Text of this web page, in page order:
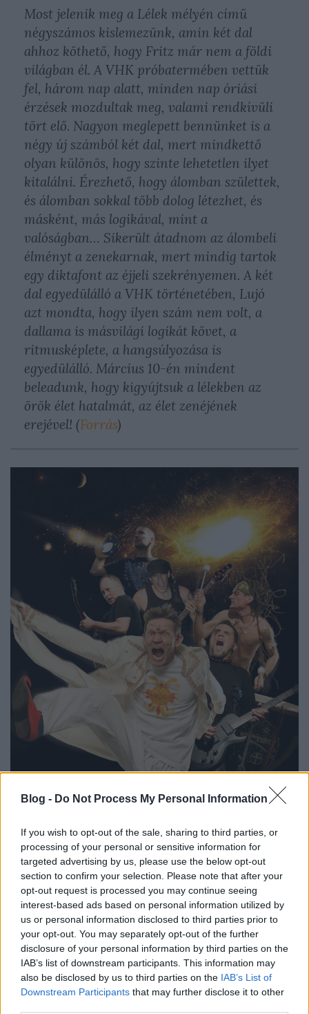
Blog - Do Not Process My Personal Information
If you wish to opt-out of the sale, sharing to third parties, or
processing of your personal or sensitive information for
targeted advertising by us, please use the below opt-out
section to confirm your selection. Please note that after your
opt-out request is processed you may continue seeing
interest-based ads based on personal information utilized by
us or personal information disclosed to third parties prior to
your opt-out. You may separately opt-out of the further
disclosure of your personal information by third parties on the
IAB’s list of downstream participants. This information may
also be disclosed by us to third parties on the IAB’s List of
Downstream Participants that may further disclose it to other
Most jelenik meg a Lélek mélyén című
négyszámos kislemezünk, amin két dal
ahhoz köthető, hogy Fritz már nem a földi
világban él. A VHK próbatermében vettük
fel, három nap alatt, minden nap óriási
érzések mozdultak meg, valami rendkívüli
tört elő. Nagyon meglepett bennünket is a
négy új számból két dal, mert mindkettő
olyan különös, hogy szinte lehetetlen ilyet
kitalálni. Érezhető, hogy álomban születtek,
és álomban sokkal több dolog létezhet, és
másként, más logikával, mint a
valóságban… Sikerült átadnom az álombeli
élményt a zenekarnak, mert mindig tartok
egy diktafont az éjjeli szekrényemen. A két
dal egyedülálló a VHK történetében, Lujó
azt mondta, hogy ilyen szám nem volt, a
dallama is másvilági logikát követ, a
ritmusképlete, a hangsúlyozása is
egyedülálló. Március 10-én mindent
beleadunk, hogy kigyújtsuk a lélekben az
örök élet hatalmát, az élet zenéjének
erejével! (Forrás)
Utoljára három éve lépett az A38 színpadára a
besorolhatatlan stílusban alkotó (poszt-punk?
alternatív rock? egy kis folk?) bradfordi zenekar,
NewModel Army. A 2013-asBetween Dog and
Wolf(és az azt követő Between Wine and Blood
koncertfelvételeket és pár új számot tartalmazó)
lemezük kissé poétikusabb és sötétebb tónusú
vonásait a tavalyi új, Winter című albumon inkább a
természet magasztalása és kérlelhetetlen
felsőbbrendűsége került előtérbe. Az album fele